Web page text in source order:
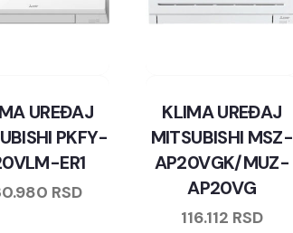
UREĐAJ
PKFY-
ER1
RSD
KLIMA UREĐAJ
MITSUBISHI MSZ-
AP20VGK/MUZ-
AP20VG
116.112 RSD